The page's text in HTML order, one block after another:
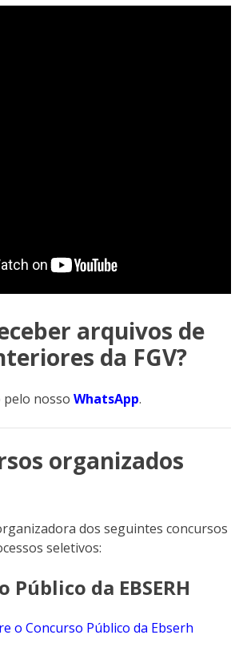
arquivos de
da FGV?
nosso WhatsApp.
organizados
dos seguintes concursos
seletivos:
Público da EBSERH
o Concurso Público da Ebserh